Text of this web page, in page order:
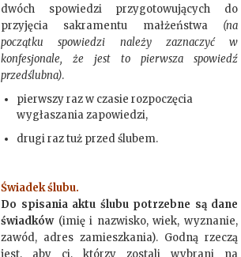
dwóch spowiedzi przygotowujących do
przyjęcia sakramentu małżeństwa (na
początku spowiedzi należy zaznaczyć w
konfesjonale, że jest to pierwsza spowiedź
przedślubna).
pierwszy raz w czasie rozpoczęcia
wygłaszania zapowiedzi,
drugi raz tuż przed ślubem.
Świadek ślubu.
Do spisania aktu ślubu potrzebne są dane
świadków(imię i nazwisko, wiek, wyznanie,
zawód, adres zamieszkania). Godną rzeczą
jest, aby ci, którzy zostali wybrani na